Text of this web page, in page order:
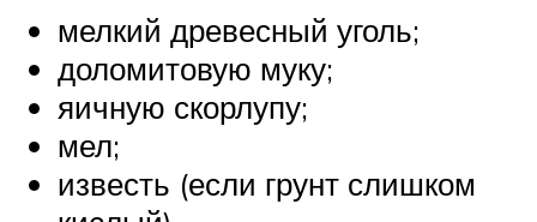
мелкий древесный уголь;
доломитовую муку;
яичную скорлупу;
мел;
известь (если грунт слишком